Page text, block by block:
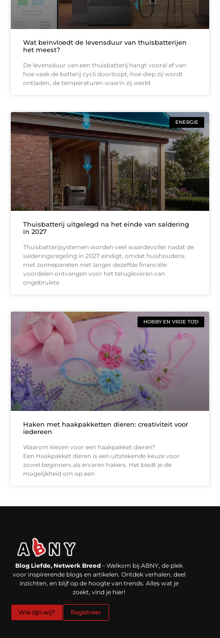
Wat beïnvloedt de levensduur van thuisbatterijen
het meest?
De levensduur van een thuisbatterij hangt vooral af van
hoe vaak de batterij cycli doorloopt, hoe diep zij wordt
ontladen, de temperaturen waarin zij werkt
ENERGIE
Thuisbatterij uitgelegd na het einde van saldering
in 2027
Thuisbatterijsystemen worden veel waardevoller nadat de
salderingsregeling in 2027 eindigt, omdat huishoudens
met zonnepanelen niet langer dezelfde financiële
voordelen ontvangen voor het terugleveren van
ongebruikte
HOBBY EN VRIJE TIJD
Haken met haakpakketten dieren: creativiteit voor
iedereen
Waarom kiezen voor een haakpakket dieren?
Een Haakpakket dieren is een uitstekende keuze voor
zowel beginners als ervaren hakers. Het biedt je de
mogelijkheid om op een
Blog Liefde, Netwerk Breed – Welkom bij ABNY, de plek
voor inspirerende blogs en artikelen. Ontdek verhalen, deel
inzichten, en blijf op de hoogte van trends. Alles wat je
zoekt, vind je hier!
Wie zijn wij? Registreer